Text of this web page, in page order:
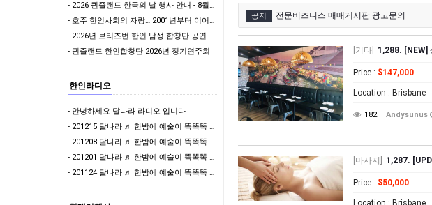
- 2026 퀸즐랜드 한국의 날 행사 안내 - 8월22일 토요일/브리즈번 King George…
- 호주 한인사회의 자랑… 2001년부터 이어진 태권도 봉사, 대한민국 경찰의 감사로 이어지다
- 2026년 브리즈번 한인 남성 합창단 공연 여러분들을 초대합니다.
- 퀸즐랜드 한인합창단 2026년 정기연주회
한인라디오
- 안녕하세요 달나라 라디오 입니다
- 201215 달나라 ♬ 한밤에 예술이 똑똑똑 & 나윤제 변호사의 밝은세상
- 201208 달나라 ♬ 한밤에 예술이 똑똑똑 & 걸어서 와인속으로
- 201201 달나라 ♬ 한밤에 예술이 똑똑똑 & 이어폰 한쪽만 빌려줄래?
- 201124 달나라 ♬ 한밤에 예술이 똑똑똑 & 이어폰 한쪽만 빌려줄래?
공지 전문비즈니스 매매게시판 광고문의
[기타] 1,288. [NEW]
Price : $147,000
Location : Brisbane
182 Andysunus
[마사지] 1,287.
Price : $50,000
Location : Brisbane